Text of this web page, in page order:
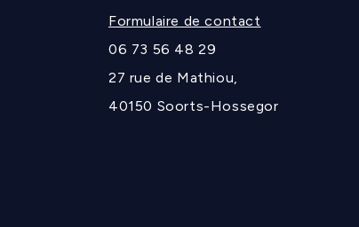
Formulaire de contact
06 73 56 48 29
27 rue de Mathiou,
40150 Soorts-Hossegor